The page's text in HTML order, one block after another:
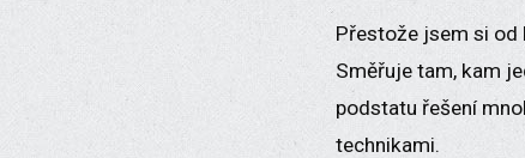
Přestože jsem si od
Směřuje tam, kam
podstatu řešení
technikami.